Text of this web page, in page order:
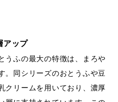
アップ
うふの最大の特徴は、まろや
。同シリーズのおとうふや豆
クリームを用いており、濃厚